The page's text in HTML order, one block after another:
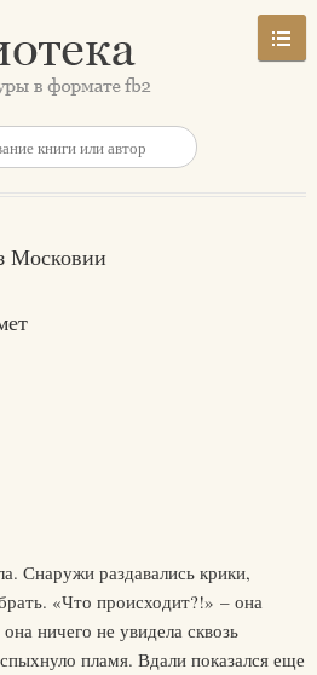
Московии
Снаружи раздавались крики,
«Что происходит?!» – она
ничего не увидела сквозь
пламя. Вдали показался еще